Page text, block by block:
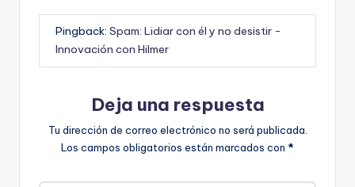
Pingback: Spam: Lidiar con él y no desistir -
Innovación con Hilmer
Deja una respuesta
Tu dirección de correo electrónico no será publicada.
Los campos obligatorios están marcados con *